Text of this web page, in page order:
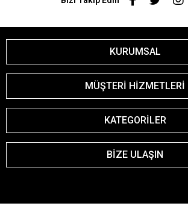
KURUMSAL
MÜŞTERİ HİZMETLERİ
KATEGORİLER
BİZE ULAŞIN